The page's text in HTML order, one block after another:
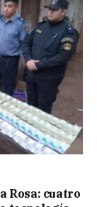
Rosa: cuatro